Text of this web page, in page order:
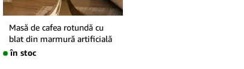
Masă de cafea rotundă cu
blat din marmură artificială
și picior metalic auriu,
în stoc